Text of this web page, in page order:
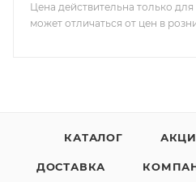
Цена действительна только
может отличаться от цен в
КАТАЛОГ
ДОСТАВКА